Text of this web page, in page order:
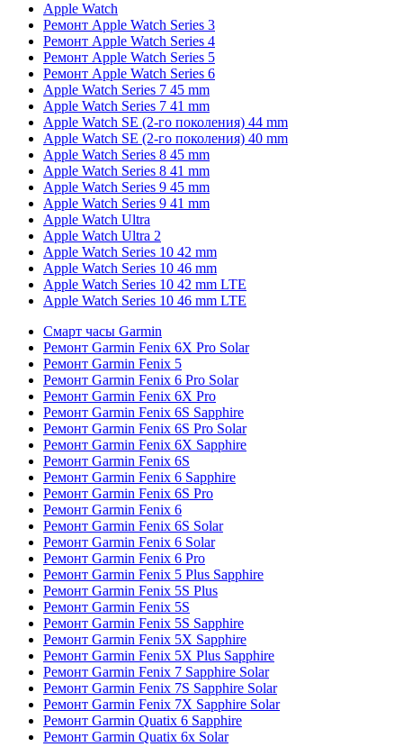
Apple Watch
Ремонт Apple Watch Series 3
Ремонт Apple Watch Series 4
Ремонт Apple Watch Series 5
Ремонт Apple Watch Series 6
Apple Watch Series 7 45 mm
Apple Watch Series 7 41 mm
Apple Watch SE (2-го поколения) 44 mm
Apple Watch SE (2-го поколения) 40 mm
Apple Watch Series 8 45 mm
Apple Watch Series 8 41 mm
Apple Watch Series 9 45 mm
Apple Watch Series 9 41 mm
Apple Watch Ultra
Apple Watch Ultra 2
Apple Watch Series 10 42 mm
Apple Watch Series 10 46 mm
Apple Watch Series 10 42 mm LTE
Apple Watch Series 10 46 mm LTE
Смарт часы Garmin
Ремонт Garmin Fenix 6X Pro Solar
Ремонт Garmin Fenix 5
Ремонт Garmin Fenix 6 Pro Solar
Ремонт Garmin Fenix 6X Pro
Ремонт Garmin Fenix 6S Sapphire
Ремонт Garmin Fenix 6S Pro Solar
Ремонт Garmin Fenix 6X Sapphire
Ремонт Garmin Fenix 6S
Ремонт Garmin Fenix 6 Sapphire
Ремонт Garmin Fenix 6S Pro
Ремонт Garmin Fenix 6
Ремонт Garmin Fenix 6S Solar
Ремонт Garmin Fenix 6 Solar
Ремонт Garmin Fenix 6 Pro
Ремонт Garmin Fenix 5 Plus Sapphire
Ремонт Garmin Fenix 5S Plus
Ремонт Garmin Fenix 5S
Ремонт Garmin Fenix 5S Sapphire
Ремонт Garmin Fenix 5X Sapphire
Ремонт Garmin Fenix 5X Plus Sapphire
Ремонт Garmin Fenix 7 Sapphire Solar
Ремонт Garmin Fenix 7S Sapphire Solar
Ремонт Garmin Fenix 7X Sapphire Solar
Ремонт Garmin Quatix 6 Sapphire
Ремонт Garmin Quatix 6x Solar